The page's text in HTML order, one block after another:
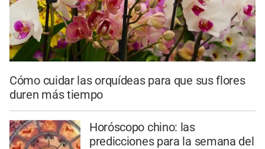
Cómo cuidar las orquídeas para que sus flores
duren más tiempo
Horóscopo chino: las
predicciones para la semana del